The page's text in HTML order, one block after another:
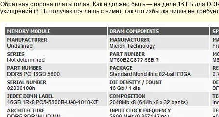
Обратная сторона платы голая. Как и должно быть — на деле 16 ГБ для
ухищрений (8 ГБ получаются лишь с ними), так что избытка чипов не